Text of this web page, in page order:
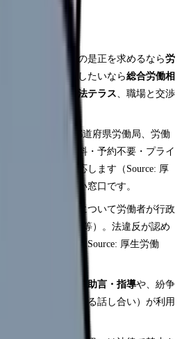
違います。違反の是正を求めるなら労
的に相談して整理したいなら総合労働相
用面の支援なら 法テラス 、職場と交渉
全国378か所（各都道府県労働局、労働
され、相談料無料・予約不要・プライ
る労働問題に対応します（Source: 厚
として使いやすい窓口です。
基準法違反などについて労働者が行政
す（労基法104条等）。法違反が認め
導が行われます（Source: 厚生労働
、労働局長による 助言・指導や、紛争
（第三者が間に入る話し合い）が利用
省）。